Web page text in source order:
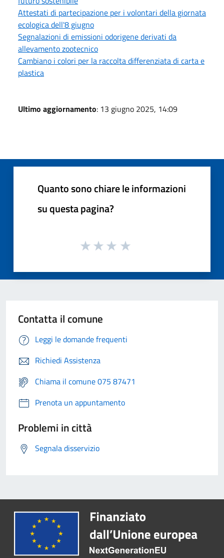
Attestati di partecipazione per i volontari della giornata
ecologica dell'8 giugno
Segnalazioni di emissioni odorigene derivati da
allevamento zootecnico
Cambiano i colori per la raccolta differenziata di carta e
plastica
Ultimo aggiornamento: 13 giugno 2025, 14:09
Quanto sono chiare le informazioni
su questa pagina?
Contatta il comune
Leggi le domande frequenti
Richiedi Assistenza
Chiama il comune 075 87471
Prenota un appuntamento
Problemi in città
Segnala disservizio